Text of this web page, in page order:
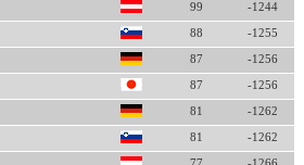
99 -1244
88 -1255
87 -1256
87 -1256
81 -1262
81 -1262